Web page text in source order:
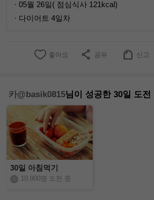
· 05월 26일( 점심식사 121kcal)
· 다이어트 4일차
좋아요 공유 신고
카@basik0815님이 성공한 30일 도전
30일 아침먹기
10,900명 도전 중